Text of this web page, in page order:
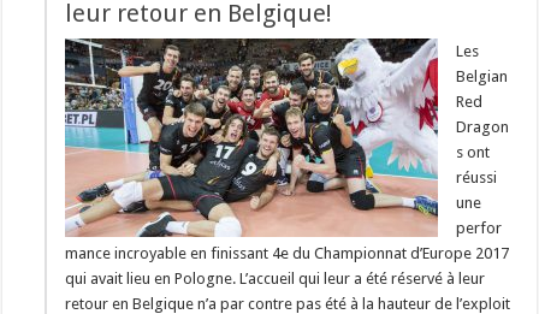
leur retour en Belgique!
Les
Belgian
Red
Dragon
s ont
réussi
une
perfor
mance incroyable en finissant 4e du Championnat d’Europe 2017
qui avait lieu en Pologne. L’accueil qui leur a été réservé à leur
retour en Belgique n’a par contre pas été à la hauteur de l’exploit